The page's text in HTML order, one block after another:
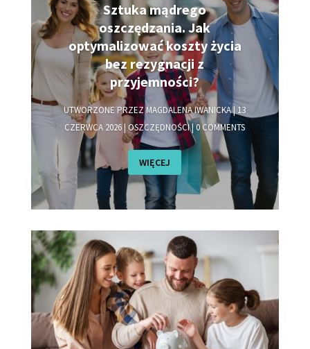
Sztuka mądrego
oszczędzania. Jak
optymalizować koszty życia
bez rezygnacji z
przyjemności?
UTWORZONE PRZEZMAGDALENA IWANICKA| 13
CZERWCA 2026 | OSZCZĘDNOŚCI| 0 COMMENTS
WIĘCEJ